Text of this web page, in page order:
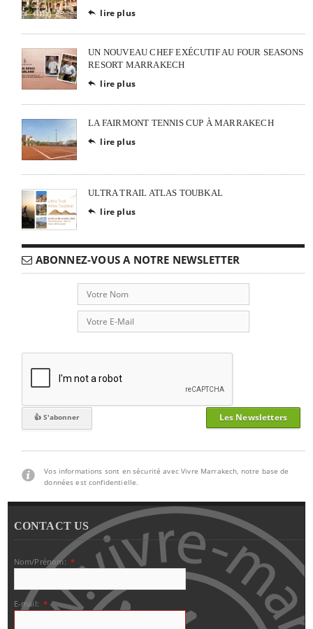
 lire plus
UN NOUVEAU CHEF EXÉCUTIF AU FOUR SEASONS
RESORT MARRAKECH
 lire plus
LA FAIRMONT TENNIS CUP À MARRAKECH
 lire plus
ULTRA TRAIL ATLAS TOUBKAL
 lire plus
ABONNEZ-VOUS A NOTRE NEWSLETTER
Les Newsletters
Vos informations sont en sécurité avec Vivre Marrakech, notre base de
données est confidentielle.
CONTACT US
Nom/Prénom: *
E-mail: *